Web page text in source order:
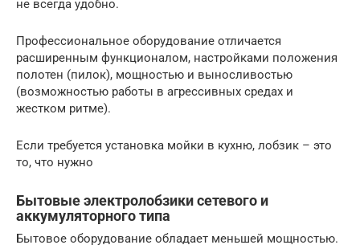
не всегда удобно.
Профессиональное оборудование отличается
расширенным функционалом, настройками положения
полотен (пилок), мощностью и выносливостью
(возможностью работы в агрессивных средах и
жестком ритме).
Если требуется установка мойки в кухню, лобзик – это
то, что нужно
Бытовые электролобзики сетевого и
аккумуляторного типа
Бытовое оборудование обладает меньшей мощностью.